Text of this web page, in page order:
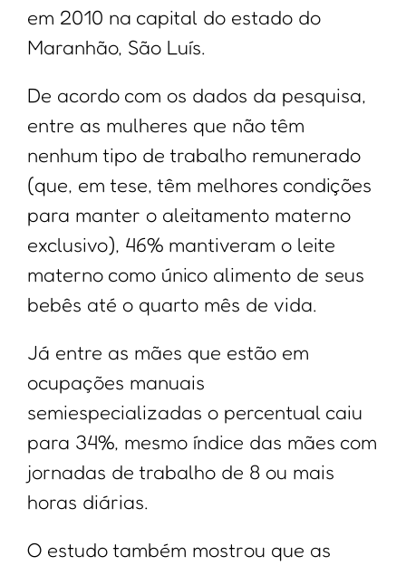
em 2010 na capital do estado do
Maranhão, São Luís.
De acordo com os dados da pesquisa,
entre as mulheres que não têm
nenhum tipo de trabalho remunerado
(que, em tese, têm melhores condições
para manter o aleitamento materno
exclusivo), 46% mantiveram o leite
materno como único alimento de seus
bebês até o quarto mês de vida.
Já entre as mães que estão em
ocupações manuais
semiespecializadas o percentual caiu
para 34%, mesmo índice das mães com
jornadas de trabalho de 8 ou mais
horas diárias.
O estudo também mostrou que as